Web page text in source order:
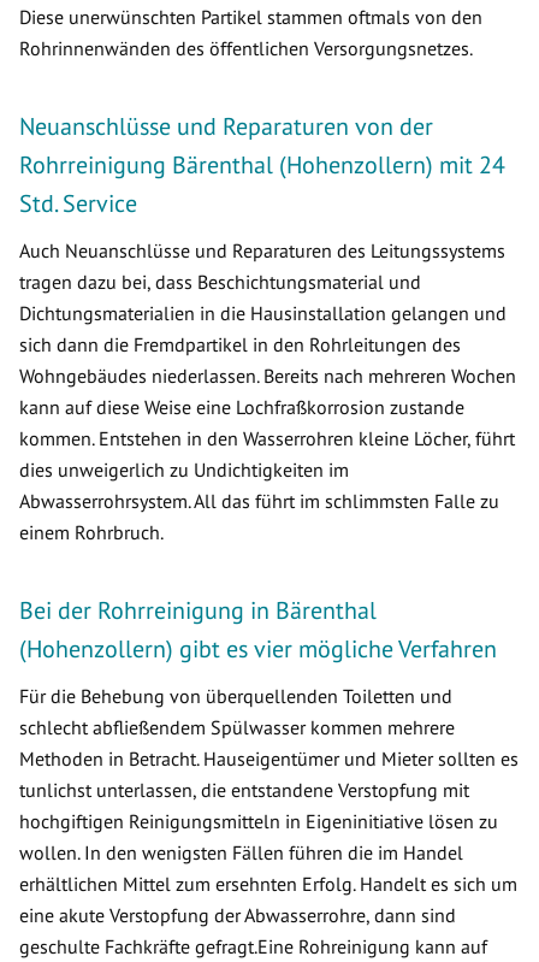
Diese unerwünschten Partikel stammen oftmals von den
Rohrinnenwänden des öffentlichen Versorgungsnetzes.
Neuanschlüsse und Reparaturen von der
Rohrreinigung Bärenthal (Hohenzollern) mit 24
Std. Service
Auch Neuanschlüsse und Reparaturen des Leitungssystems
tragen dazu bei, dass Beschichtungsmaterial und
Dichtungsmaterialien in die Hausinstallation gelangen und
sich dann die Fremdpartikel in den Rohrleitungen des
Wohngebäudes niederlassen. Bereits nach mehreren Wochen
kann auf diese Weise eine Lochfraßkorrosion zustande
kommen. Entstehen in den Wasserrohren kleine Löcher, führt
dies unweigerlich zu Undichtigkeiten im
Abwasserrohrsystem. All das führt im schlimmsten Falle zu
einem Rohrbruch.
Bei der Rohrreinigung in Bärenthal
(Hohenzollern) gibt es vier mögliche Verfahren
Für die Behebung von überquellenden Toiletten und
schlecht abfließendem Spülwasser kommen mehrere
Methoden in Betracht. Hauseigentümer und Mieter sollten es
tunlichst unterlassen, die entstandene Verstopfung mit
hochgiftigen Reinigungsmitteln in Eigeninitiative lösen zu
wollen. In den wenigsten Fällen führen die im Handel
erhältlichen Mittel zum ersehnten Erfolg. Handelt es sich um
eine akute Verstopfung der Abwasserrohre, dann sind
geschulte Fachkräfte gefragt.Eine Rohreinigung kann auf